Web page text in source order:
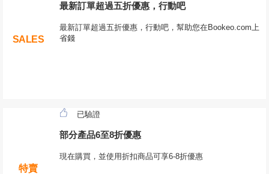
SALES
最新訂單超過五折優惠，行動吧
最新訂單超過五折優惠，行動吧，幫助您在Bookeo.com上
省錢
特賣
已驗證
部分產品6至8折優惠
現在購買，並使用折扣商品可享6-8折優惠